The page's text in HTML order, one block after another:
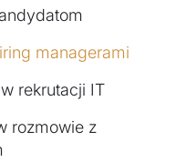
managerami
rekrutacji IT
rozmowie z